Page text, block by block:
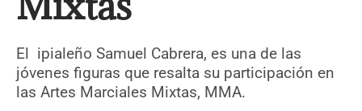
El ipialeño Samuel Cabrera, es una de las
jóvenes figuras que resalta su participación en
las Artes Marciales Mixtas, MMA.